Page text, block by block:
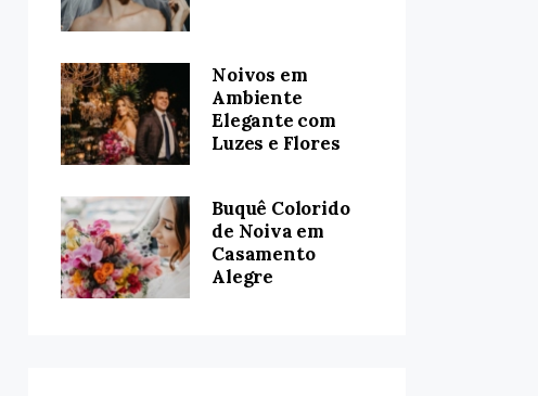
Noivos em
Ambiente
Elegante com
Luzes e Flores
Buquê Colorido
de Noiva em
Casamento
Alegre